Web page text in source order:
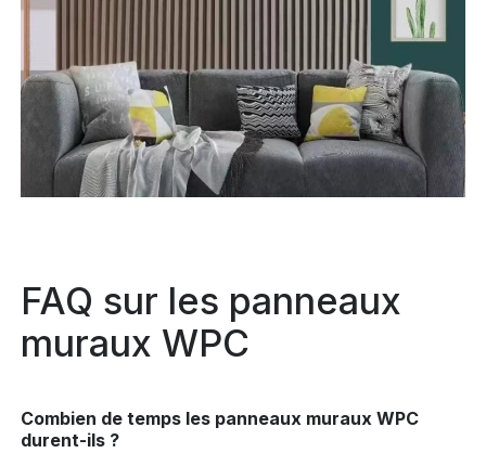
FAQ sur les panneaux
muraux WPC
Combien de temps les panneaux muraux WPC
durent-ils ?